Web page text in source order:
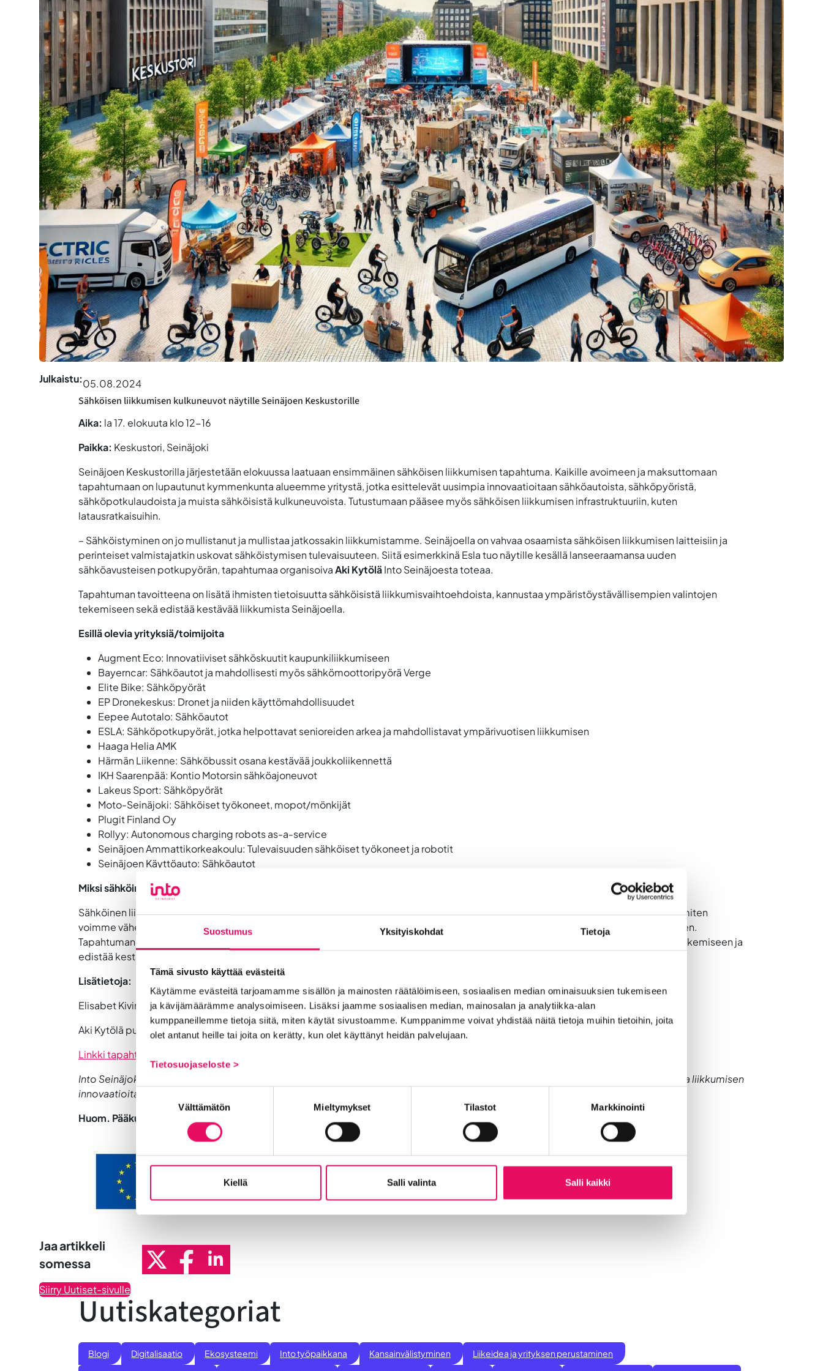
Suostumus Yksityiskohdat Tietoja
Tämä sivusto käyttää evästeitä
Käytämme evästeitä tarjoamamme sisällön ja mainosten räätälöimiseen, sosiaalisen median ominaisuuksien tukemiseen
ja kävijämäärämme analysoimiseen. Lisäksi jaamme sosiaalisen median, mainosalan ja analytiikka-alan
kumppaneillemme tietoja siitä, miten käytät sivustoamme. Kumppanimme voivat yhdistää näitä tietoja muihin tietoihin, joita
olet antanut heille tai joita on kerätty, kun olet käyttänyt heidän palvelujaan.
Tietosuojaseloste >
Suostumuksen
Välttämätön Mieltymykset Tilastot Markkinointi
Kiellä Salli valinta Salli kaikki
Julkaistu:05.08.2024
Sähköisen liikkumisen kulkuneuvot näytille Seinäjoen Keskustorille
Aika: la 17. elokuuta klo 12-16
Paikka: Keskustori, Seinäjoki
Seinäjoen Keskustorilla järjestetään elokuussa laatuaan ensimmäinen sähköisen liikkumisen tapahtuma. Kaikille avoimeen ja maksuttomaan
tapahtumaan on lupautunut kymmenkunta alueemme yritystä, jotka esittelevät uusimpia innovaatioitaan sähköautoista, sähköpyöristä,
sähköpotkulaudoista ja muista sähköisistä kulkuneuvoista. Tutustumaan pääsee myös sähköisen liikkumisen infrastruktuuriin, kuten
latausratkaisuihin.
– Sähköistyminen on jo mullistanut ja mullistaa jatkossakin liikkumistamme. Seinäjoella on vahvaa osaamista sähköisen liikkumisen laitteisiin ja
perinteiset valmistajatkin uskovat sähköistymisen tulevaisuuteen. Siitä esimerkkinä Esla tuo näytille kesällä lanseeraamansa uuden
sähköavusteisen potkupyörän, tapahtumaa organisoivaAki KytöläInto Seinäjoesta toteaa.
Tapahtuman tavoitteena on lisätä ihmisten tietoisuutta sähköisistä liikkumisvaihtoehdoista, kannustaa ympäristöystävällisempien valintojen
tekemiseen sekä edistää kestävää liikkumista Seinäjoella.
Esillä olevia yrityksiä/toimijoita
Augment Eco: Innovatiiviset sähköskuutit kaupunkiliikkumiseen
Bayerncar: Sähköautot ja mahdollisesti myös sähkömoottoripyörä Verge
Elite Bike: Sähköpyörät
EP Dronekeskus: Dronet ja niiden käyttömahdollisuudet
Eepee Autotalo: Sähköautot
ESLA: Sähköpotkupyörät, jotka helpottavat senioreiden arkea ja mahdollistavat ympärivuotisen liikkumisen
Haaga Helia AMK
Härmän Liikenne: Sähköbussit osana kestävää joukkoliikennettä
IKH Saarenpää: Kontio Motorsin sähköajoneuvot
Lakeus Sport: Sähköpyörät
Moto-Seinäjoki: Sähköiset työkoneet, mopot/mönkijät
Plugit Finland Oy
Rollyy: Autonomous charging robots as-a-service
Seinäjoen Ammattikorkeakoulu: Tulevaisuuden sähköiset työkoneet ja robotit
Seinäjoen Käyttöauto: Sähköautot
Miksi sähköinen liikkuminen on tärkeää?
Sähköinen liikkuminen tarjoaa lukuisia etuja: se on ympäristöystävällistä, hiljaista ja kustannustehokasta. Yhä useampi meistä pohtii, miten
voimme vähentää hiilijalanjälkeämme ja tehdä kestävämpiä valintoja arjessa. Sähköinen liikkuminen on yksi vastaus tähän haasteeseen.
Tapahtuman tavoitteena on lisätä tietoisuutta sähköisistä liikkumisvaihtoehdoista, kannustaa ympäristöystävällisempien valintojen tekemiseen ja
edistää kestävää liikkumista Seinäjoella.
Lisätietoja:
Elisabet Kivimäki puh. +358 40 760 3907elisabet.kivimaki@intoseinajoki.fi
Aki Kytölä puh. +358 44 557 30 01aki.kytola@intoseinajoki.fi
Linkki tapahtuman sivulle
Into Seinäjoki toteuttaa tapahtuman osana Ketterä ja kestävä liikkuminen -hanketta, joka tukee yritysten mahdollisuuksia tuoda uusia liikkumisen
innovaatioita markkinoille mahdollisimman sujuvasti.
Huom. Pääkuva on viitteellinen ja toteutettu tekoälyn avulla.
Jaa artikkeli
somessa
Siirry Uutiset-sivulle
Uutiskategoriat
Blogi Digitalisaatio Ekosysteemi Into työpaikkana Kansainvälistyminen Liikeidea ja yrityksen perustaminen